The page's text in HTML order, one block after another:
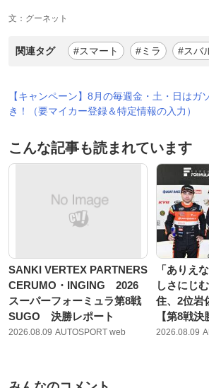
文：グーネット
関連タグ #スマート #ミラ #スバ
【キャンペーン】8月の毎週金・土・日はガ
き！（要マイカー登録＆特定情報の入力）
こんな記事も読まれています
SANKI VERTEX PARTNERS
CERUMO・INGING 2026
スーパーフォーミュラ第8戦
SUGO 決勝レポート
2026.08.09 AUTOSPORT web
「ありえ
しさにじ
住、2位岩
【第8戦決
2026.08.09